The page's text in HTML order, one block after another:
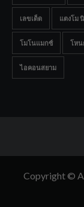
เลขเด็ด แตงโม
โมโนแมกซ์ โหน
ไอคอนสยาม
Copyright ©